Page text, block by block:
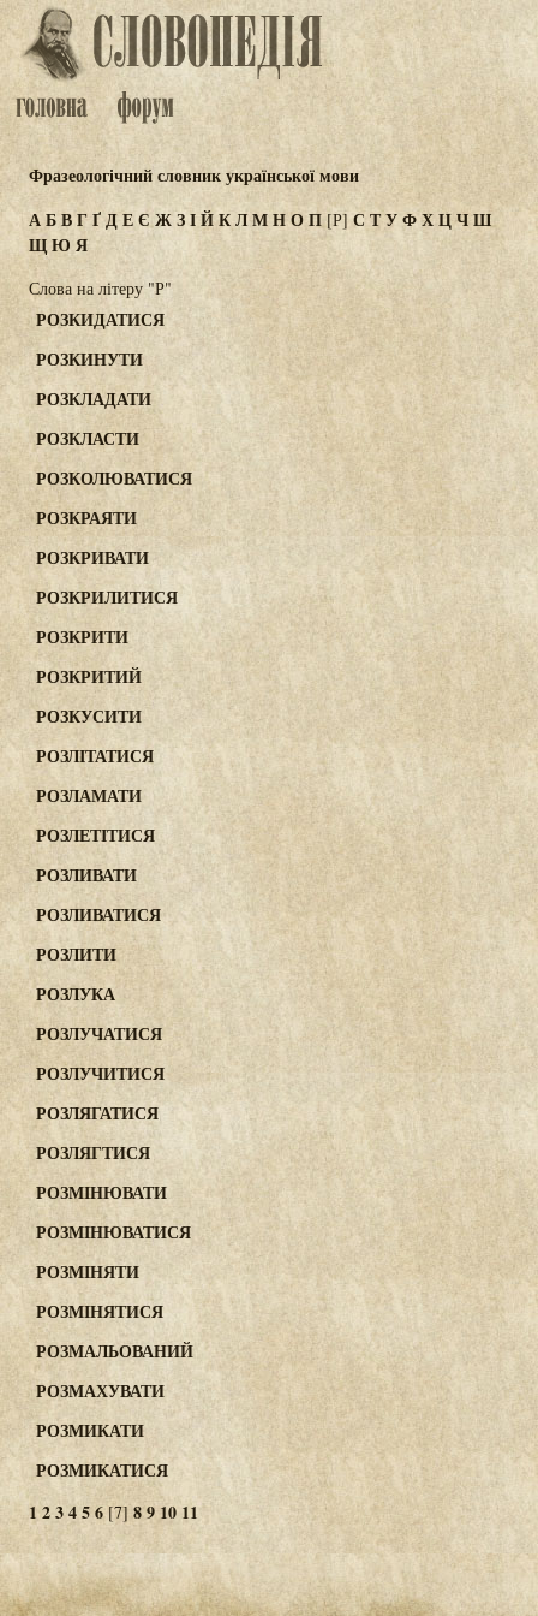
Фразеологічний словник української мови
АБВГҐДЕЄ ЖЗІЙКЛМНОП [Р] СТУФХЦЧШ
ЩЮ Я
Слова на літеру "Р"
РОЗКИДАТИСЯ
РОЗКИНУТИ
РОЗКЛАДАТИ
РОЗКЛАСТИ
РОЗКОЛЮВАТИСЯ
РОЗКРАЯТИ
РОЗКРИВАТИ
РОЗКРИЛИТИСЯ
РОЗКРИТИ
РОЗКРИТИЙ
РОЗКУСИТИ
РОЗЛІТАТИСЯ
РОЗЛАМАТИ
РОЗЛЕТІТИСЯ
РОЗЛИВАТИ
РОЗЛИВАТИСЯ
РОЗЛИТИ
РОЗЛУКА
РОЗЛУЧАТИСЯ
РОЗЛУЧИТИСЯ
РОЗЛЯГАТИСЯ
РОЗЛЯГТИСЯ
РОЗМІНЮВАТИ
РОЗМІНЮВАТИСЯ
РОЗМІНЯТИ
РОЗМІНЯТИСЯ
РОЗМАЛЬОВАНИЙ
РОЗМАХУВАТИ
РОЗМИКАТИ
РОЗМИКАТИСЯ
123456 [7] 89 10 11